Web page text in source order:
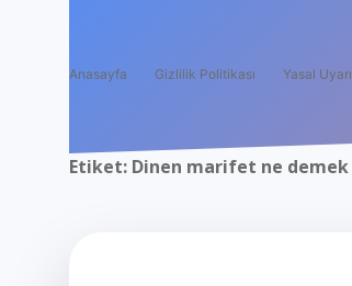
Anasayfa Gizlilik Politikası Yasal Uyarı
Etiket: Dinen marifet ne demek